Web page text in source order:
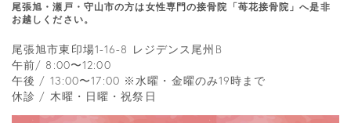
尾張旭・瀬戸・守山市の方は女性専門の接骨院「苺花接骨院」へ是非
お越しください。
尾張旭市東印場1-16-8 レジデンス尾州B
午前/ 8:00〜12:00
午後 / 13:00〜17:00 ※水曜・金曜のみ19時まで
休診 / 木曜・日曜・祝祭日